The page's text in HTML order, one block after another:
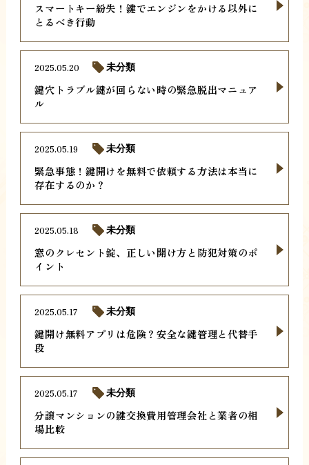
スマートキー紛失！鍵でエンジンをかける以外に
とるべき行動
鍵穴トラブル鍵が回らない時の緊急脱出マニュア
ル
2025.05.20 未分類
緊急事態！鍵開けを無料で依頼する方法は本当に
存在するのか？
2025.05.19 未分類
窓のクレセント錠、正しい開け方と防犯対策のポ
イント
2025.05.18 未分類
鍵開け無料アプリは危険？安全な鍵管理と代替手
段
2025.05.17 未分類
分譲マンションの鍵交換費用管理会社と業者の相
場比較
2025.05.17 未分類